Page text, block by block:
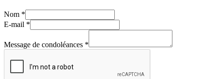
Nom *
E-mail *
Message de condoléances *